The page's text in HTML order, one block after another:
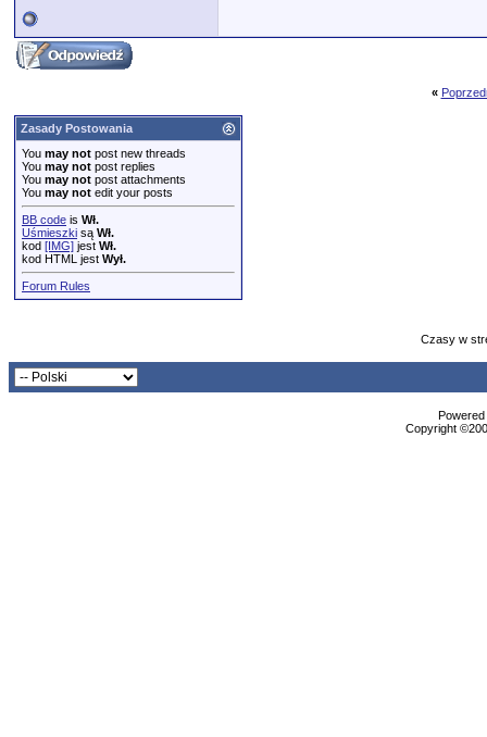
«
Zasady Postowania
You may not post new threads
You may not post replies
You may not post attachments
You may not edit your posts
BB code is Wł.
Uśmieszki są Wł.
kod [IMG] jest Wł.
kod HTML jest Wył.
Forum Rules
Czasy w
Copyright